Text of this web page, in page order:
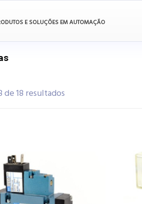
E SOLUÇÕES EM AUTOMAÇÃO
de 18 resultados